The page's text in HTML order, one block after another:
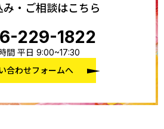
み・ご相談はこちら
229-1822
間 平日 9:00~17:30
合わせフォームへ